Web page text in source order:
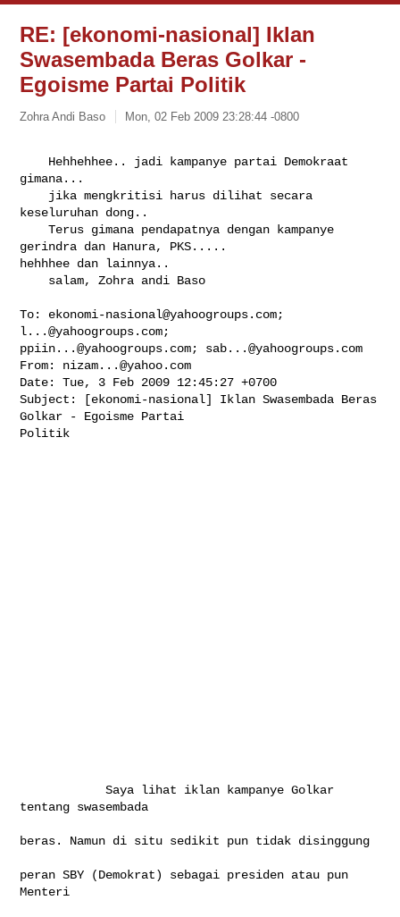
RE: [ekonomi-nasional] Iklan
Swasembada Beras Golkar -
Egoisme Partai Politik
Zohra Andi Baso Mon, 02 Feb 2009 23:28:44 -0800
gimana...
keseluruhan dong..
    Terus gimana pendapatnya dengan kampanye
gerindra dan Hanura, PKS.....
hehhhee dan lainnya..
To: ekonomi-nasional@yahoogroups.com
l...@yahoogroups.com
ppiin...@yahoogroups.com; sab...@yahoogroups.com
From: nizam...@yahoo.com
Date: Tue, 3 Feb 2009 12:45:27 +0700
Subject: [ekonomi-nasional] Iklan Swasembada Beras
Golkar - Egoisme Partai
Politik
            Saya lihat iklan kampanye Golkar
tentang swasembada
beras. Namun di situ sedikit pun tidak disinggung
peran SBY (Demokrat) sebagai presiden atau pun
Menteri